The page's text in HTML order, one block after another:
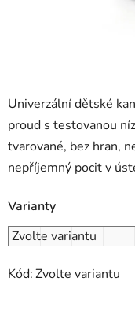
Univerzální dětské
proud s testovanou
tvarované, bez hran,
nepříjemný pocit v
Varianty
Kód:Zvolte variantu